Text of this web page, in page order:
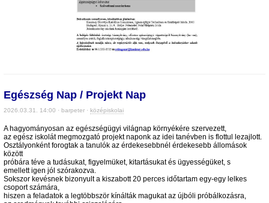
Egészség Nap / Projekt Nap
2026.03.31. 14:00 · barpeter · középiskolai
A hagyományosan az egészségügyi világnap környékére szervezett,
az egész iskolát megmozgató projekt naponk az idei tanévben is flottul lezajlott.
Osztályonként forogtak a tanulók az érdekesebbnél érdekesebb állomások
között
próbára téve a tudásukat, figyelmüket, kitartásukat és ügyességüket, s
emellett igen jól szórakozva.
Sokszor kevésnek bizonyult a kiszabott 20 perces időtartam egy-egy lelkes
csoport számára,
hiszen a feladatok a legtöbbször kínálták magukat az újbóli próbálkozásra,